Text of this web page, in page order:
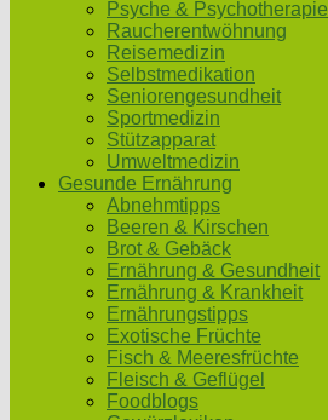
Psyche & Psychotherapie
Raucherentwöhnung
Reisemedizin
Selbstmedikation
Seniorengesundheit
Sportmedizin
Stützapparat
Umweltmedizin
Gesunde Ernährung
Abnehmtipps
Beeren & Kirschen
Brot & Gebäck
Ernährung & Gesundheit
Ernährung & Krankheit
Ernährungstipps
Exotische Früchte
Fisch & Meeresfrüchte
Fleisch & Geflügel
Foodblogs